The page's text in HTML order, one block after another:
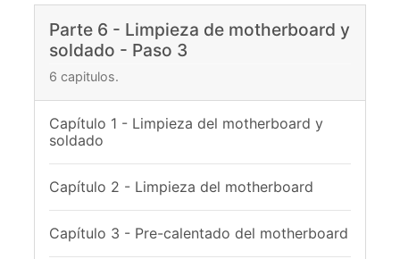
Parte 6 - Limpieza de motherboard y
soldado - Paso 3
6 capitulos.
Capítulo 1 - Limpieza del motherboard y
soldado
Capítulo 2 - Limpieza del motherboard
Capítulo 3 - Pre-calentado del motherboard